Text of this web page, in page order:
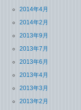
2014年4月
2014年2月
2013年9月
2013年7月
2013年6月
2013年4月
2013年3月
2013年2月